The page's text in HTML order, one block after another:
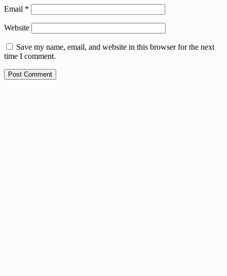
Email *
Website
Save my name, email, and website in this browser for the next
time I comment.